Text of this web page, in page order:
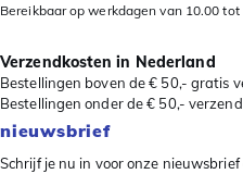
Bereikbaar op werkdagen van 10.00 tot
Verzendkosten in Nederland
Bestellingen boven de € 50,- gratis
Bestellingen onder de € 50,-
nieuwsbrief
Schrijf je nu in voor onze